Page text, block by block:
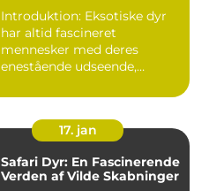
Introduktion: Eksotiske dyr
har altid fascineret
mennesker med deres
enestående udseende,
17. jan
Safari Dyr: En Fascinerende
Verden af Vilde Skabninger